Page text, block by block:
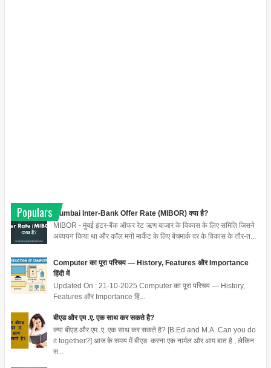
Populars
Mumbai Inter-Bank Offer Rate (MIBOR) क्या है?
MIBOR - मुंबई इंटर-बैंक ऑफर रेट ऋण बाजार के विकास के लिए समिति जिसने
अध्ययन किया था और कॉल मनी मार्केट के लिए बेंचमार्क दर के विकास के तौर-त...
Computer का पूरा परिचय — History, Features और Importance
हिंदी में
Updated On : 21-10-2025 Computer का पूरा परिचय — History,
Features और Importance हिं...
बीएड और एम .ए. एक साथ कर सकते है?
क्या बीएड और एम .ए. एक साथ कर सकते है? [B.Ed and M.A. Can you do
it together?] आज के समय में बीएड करना एक नार्मल और आम बात है , लेकिन
स...